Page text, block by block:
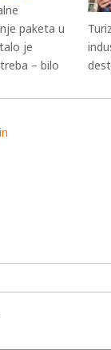
paketa u
je
– bilo